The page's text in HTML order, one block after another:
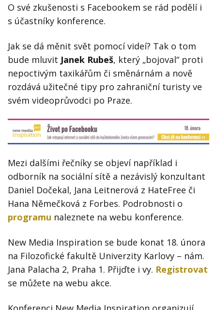
O své zkušenosti s Facebookem se rád podělí i
s účastníky konference.
Jak se dá měnit svět pomocí videí? Tak o tom
bude mluvit Janek Rubeš, který „bojoval“ proti
nepoctivým taxikářům či směnárnám a nově
rozdává užitečné tipy pro zahraniční turisty ve
svém videoprůvodci po Praze.
Mezi dalšími řečníky se objeví například i
odborník na sociální sítě a nezávislý konzultant
Daniel Dočekal, Jana Leitnerová z HateFree či
Hana Němečková z Forbes. Podrobnosti o
programu naleznete na webu konference.
New Media Inspiration se bude konat 18. února
na Filozofické fakultě Univerzity Karlovy – nám.
Jana Palacha 2, Praha 1. Přijďte i vy. Registrovat
se můžete na webu akce.